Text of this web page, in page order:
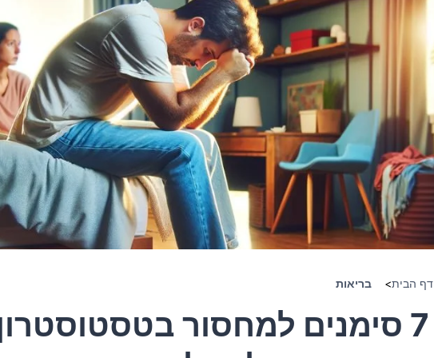
דף הבית> בריאות
7 סימנים למחסור